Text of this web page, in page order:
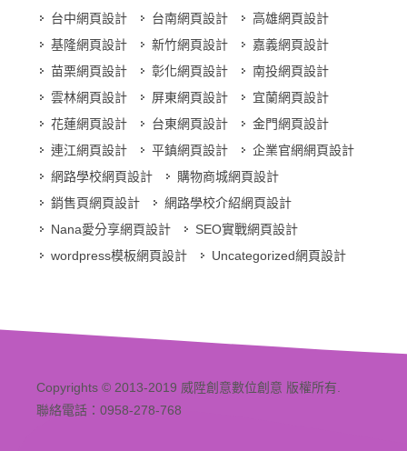
台中網頁設計
台南網頁設計
高雄網頁設計
基隆網頁設計
新竹網頁設計
嘉義網頁設計
苗栗網頁設計
彰化網頁設計
南投網頁設計
雲林網頁設計
屏東網頁設計
宜蘭網頁設計
花蓮網頁設計
台東網頁設計
金門網頁設計
連江網頁設計
平鎮網頁設計
企業官網網頁設計
網路學校網頁設計
購物商城網頁設計
銷售頁網頁設計
網路學校介紹網頁設計
Nana愛分享網頁設計
SEO實戰網頁設計
wordpress模板網頁設計
Uncategorized網頁設計
Copyrights © 2013-2019 威陞創意數位創意 版權所有.
聯絡電話：0958-278-768